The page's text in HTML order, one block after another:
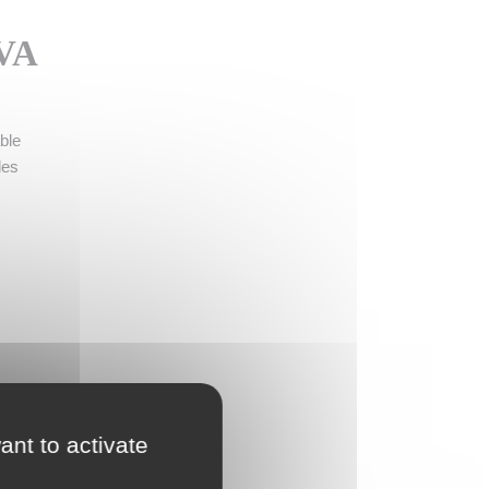
de to activate